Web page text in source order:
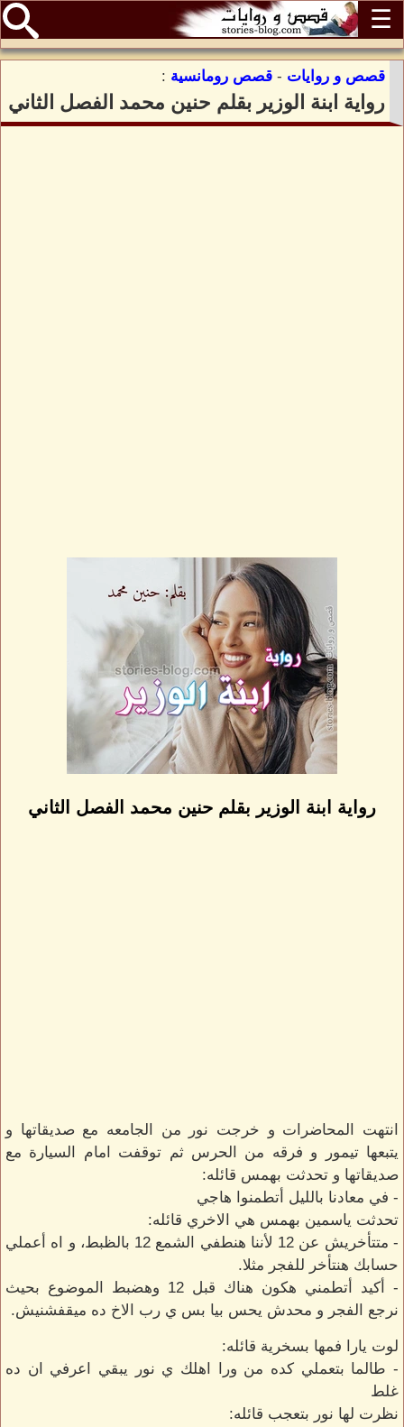
☰
قصص و روايات - قصص رومانسية :
رواية ابنة الوزير بقلم حنين محمد الفصل الثاني
رواية ابنة الوزير بقلم حنين محمد الفصل الثاني
انتهت المحاضرات و خرجت نور من الجامعه مع صديقاتها و
يتبعها تيمور و فرقه من الحرس ثم توقفت امام السيارة مع
صديقاتها و تحدثت بهمس قائله:
- في معادنا بالليل أتطمنوا هاجي
تحدثت ياسمين بهمس هي الاخري قائله:
- متتأخريش عن 12 لأننا هنطفي الشمع 12 بالظبط، و اه أعملي
حسابك هنتأخر للفجر مثلا.
- أكيد أتطمني هكون هناك قبل 12 وهضبط الموضوع بحيث
نرجع الفجر و محدش يحس بيا بس ي رب الاخ ده ميقفشنيش.
لوت يارا فمها بسخرية قائله:
- طالما بتعملي كده من ورا اهلك ي نور يبقي اعرفي ان ده
غلط
نظرت لها نور بتعجب قائله: